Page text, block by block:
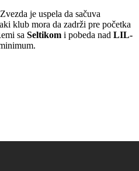
je uspela da sačuva
klub mora da zadrži pre početka
sa Seltikom i pobeda nad LIL-